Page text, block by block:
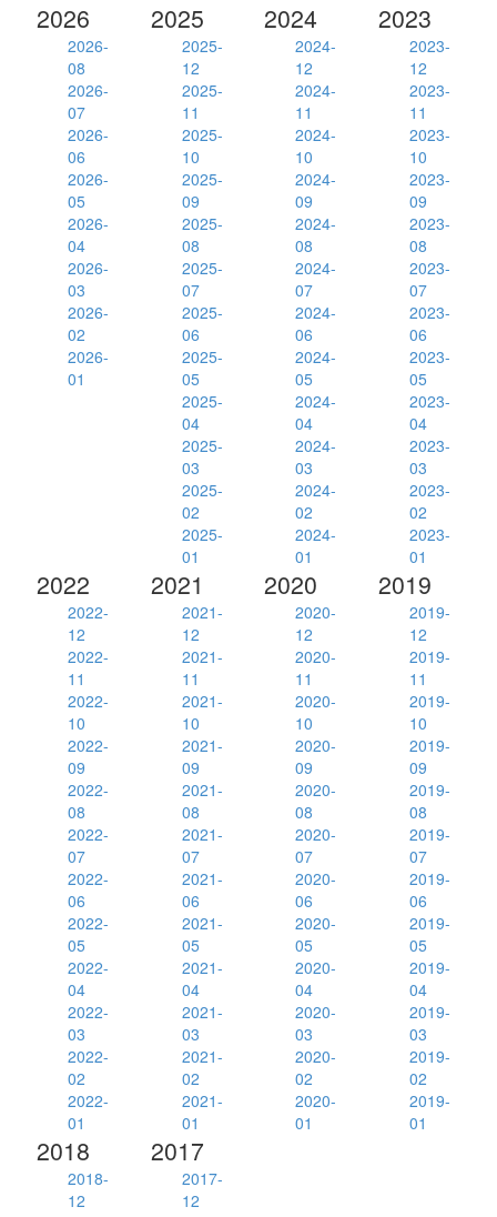
2026
2026-
08
2026-
07
2026-
06
2026-
05
2026-
04
2026-
03
2026-
02
2026-
01
2025
2025-
12
2025-
11
2025-
10
2025-
09
2025-
08
2025-
07
2025-
06
2025-
05
2025-
04
2025-
03
2025-
02
2025-
01
2024
2024-
12
2024-
11
2024-
10
2024-
09
2024-
08
2024-
07
2024-
06
2024-
05
2024-
04
2024-
03
2024-
02
2024-
01
2023
2023-
12
2023-
11
2023-
10
2023-
09
2023-
08
2023-
07
2023-
06
2023-
05
2023-
04
2023-
03
2023-
02
2023-
01
2022
2022-
12
2022-
11
2022-
10
2022-
09
2022-
08
2022-
07
2022-
06
2022-
05
2022-
04
2022-
03
2022-
02
2022-
01
2021
2021-
12
2021-
11
2021-
10
2021-
09
2021-
08
2021-
07
2021-
06
2021-
05
2021-
04
2021-
03
2021-
02
2021-
01
2020
2020-
12
2020-
11
2020-
10
2020-
09
2020-
08
2020-
07
2020-
06
2020-
05
2020-
04
2020-
03
2020-
02
2020-
01
2019
2019-
12
2019-
11
2019-
10
2019-
09
2019-
08
2019-
07
2019-
06
2019-
05
2019-
04
2019-
03
2019-
02
2019-
01
2018
2018-
12
2017
2017-
12